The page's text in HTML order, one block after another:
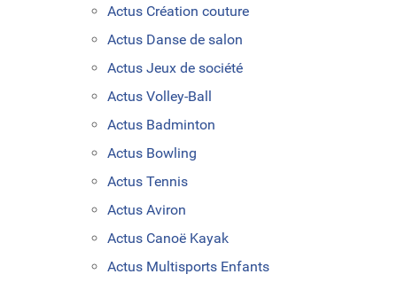
Actus Création couture
Actus Danse de salon
Actus Jeux de société
Actus Volley-Ball
Actus Badminton
Actus Bowling
Actus Tennis
Actus Aviron
Actus Canoë Kayak
Actus Multisports Enfants